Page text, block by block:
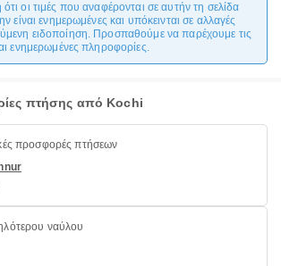
οι τιμές που αναφέρονται σε αυτήν τη σελίδα
είναι ενημερωμένες και υπόκεινται σε αλλαγές
ειδοποίηση. Προσπαθούμε να παρέχουμε τις
ενημερωμένες πληροφορίες.
πτήσης από Kochi
προσφορές πτήσεων
ναύλου